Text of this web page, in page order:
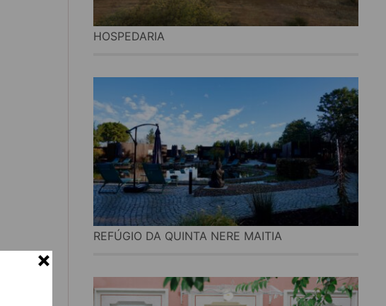
HOSPEDARIA
REFÚGIO DA QUINTA NERE MAITIA